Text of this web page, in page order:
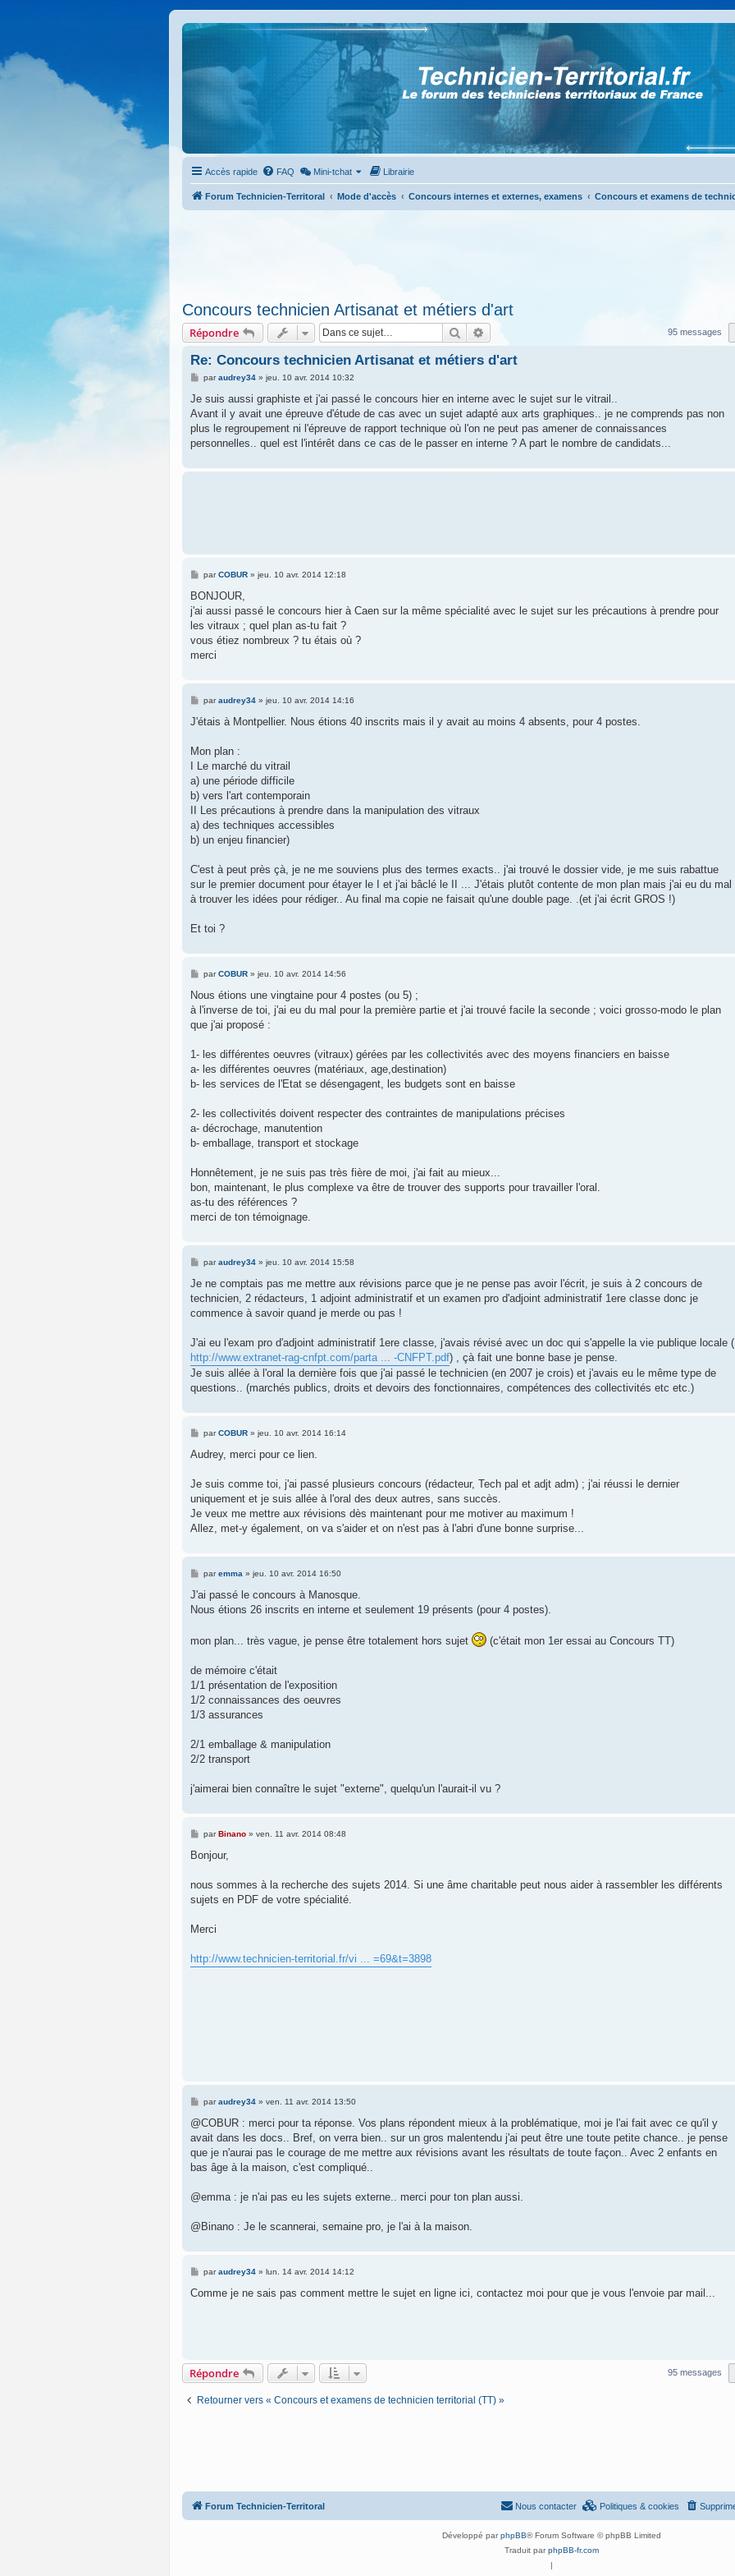
Accès rapide FAQ Mini-tchat Librairie
Forum Technicien-Territoral Mode d'accès Concours internes et externes, examens Concours et examens de
Concours technicien Artisanat et métiers d'art
Répondre Rechercher 95 messages
Re: Concours technicien Artisanat et métiers d'art
M
s
a
g
paraudrey34» jeu. 10 avr. 2014 10:32
Je suis aussi graphiste et j'ai passé le concours hier en interne avec le sujet sur le vitrail..
Avant il y avait une épreuve d'étude de cas avec un sujet adapté aux arts graphiques.. je ne comprends pas non
plus le regroupement ni l'épreuve de rapport technique où l'on ne peut pas amener de connaissances
personnelles.. quel est l'intérêt dans ce cas de le passer en interne ? A part le nombre de candidats...
M
s
a
g
parCOBUR» jeu. 10 avr. 2014 12:18
BONJOUR,
j'ai aussi passé le concours hier à Caen sur la même spécialité avec le sujet sur les précautions à prendre pour
les vitraux ; quel plan as-tu fait ?
vous étiez nombreux ? tu étais où ?
merci
M
s
g
paraudrey34» jeu. 10 avr. 2014 14:16
J'étais à Montpellier. Nous étions 40 inscrits mais il y avait au moins 4 absents, pour 4 postes.
Mon plan :
I Le marché du vitrail
a) une période difficile
b) vers l'art contemporain
II Les précautions à prendre dans la manipulation des vitraux
a) des techniques accessibles
b) un enjeu financier)
C'est à peut près çà, je ne me souviens plus des termes exacts.. j'ai trouvé le dossier vide, je me suis rabattue
sur le premier document pour étayer le I et j'ai bâclé le II ... J'étais plutôt contente de mon plan mais j'ai eu du mal
à trouver les idées pour rédiger.. Au final ma copie ne faisait qu'une double page. .(et j'ai écrit GROS !)
Et toi ?
M
s
a
g
parCOBUR» jeu. 10 avr. 2014 14:56
Nous étions une vingtaine pour 4 postes (ou 5) ;
à l'inverse de toi, j'ai eu du mal pour la première partie et j'ai trouvé facile la seconde ; voici grosso-modo le plan
que j'ai proposé :
1- les différentes oeuvres (vitraux) gérées par les collectivités avec des moyens financiers en baisse
a- les différentes oeuvres (matériaux, age,destination)
b- les services de l'Etat se désengagent, les budgets sont en baisse
2- les collectivités doivent respecter des contraintes de manipulations précises
a- décrochage, manutention
b- emballage, transport et stockage
Honnêtement, je ne suis pas très fière de moi, j'ai fait au mieux...
bon, maintenant, le plus complexe va être de trouver des supports pour travailler l'oral.
as-tu des références ?
merci de ton témoignage.
M
s
a
g
paraudrey34» jeu. 10 avr. 2014 15:58
Je ne comptais pas me mettre aux révisions parce que je ne pense pas avoir l'écrit, je suis à 2 concours de
technicien, 2 rédacteurs, 1 adjoint administratif et un examen pro d'adjoint administratif 1ere classe donc je
commence à savoir quand je merde ou pas !
J'ai eu l'exam pro d'adjoint administratif 1ere classe, j'avais révisé avec un doc qui s'appelle la vie publique locale (
http://www.extranet-rag-cnfpt.com/parta ... -CNFPT.pdf) , çà fait une bonne base je pense.
Je suis allée à l'oral la dernière fois que j'ai passé le technicien (en 2007 je crois) et j'avais eu le même type de
questions.. (marchés publics, droits et devoirs des fonctionnaires, compétences des collectivités etc etc.)
M
s
g
parCOBUR» jeu. 10 avr. 2014 16:14
Audrey, merci pour ce lien.
Je suis comme toi, j'ai passé plusieurs concours (rédacteur, Tech pal et adjt adm) ; j'ai réussi le dernier
uniquement et je suis allée à l'oral des deux autres, sans succès.
Je veux me mettre aux révisions dès maintenant pour me motiver au maximum !
Allez, met-y également, on va s'aider et on n'est pas à l'abri d'une bonne surprise...
M
s
a
paremma » jeu. 10 avr. 2014 16:50
J'ai passé le concours à Manosque.
Nous étions 26 inscrits en interne et seulement 19 présents (pour 4 postes).
mon plan... très vague, je pense être totalement hors sujet (c'était mon 1er essai au Concours TT)
de mémoire c'était
1/1 présentation de l'exposition
1/2 connaissances des oeuvres
1/3 assurances
2/1 emballage & manipulation
2/2 transport
j'aimerai bien connaître le sujet "externe", quelqu'un l'aurait-il vu ?
M
s
g
parBinano» ven. 11 avr. 2014 08:48
Bonjour,
nous sommes à la recherche des sujets 2014. Si une âme charitable peut nous aider à rassembler les différents
sujets en PDF de votre spécialité.
Merci
http://www.technicien-territorial.fr/vi ... =69&t=3898
M
s
a
g
paraudrey34» ven. 11 avr. 2014 13:50
@COBUR : merci pour ta réponse. Vos plans répondent mieux à la problématique, moi je l'ai fait avec ce qu'il y
avait dans les docs.. Bref, on verra bien.. sur un gros malentendu j'ai peut être une toute petite chance.. je pense
que je n'aurai pas le courage de me mettre aux révisions avant les résultats de toute façon.. Avec 2 enfants en
bas âge à la maison, c'est compliqué..
@emma : je n'ai pas eu les sujets externe.. merci pour ton plan aussi.
@Binano : Je le scannerai, semaine pro, je l'ai à la maison.
M
s
paraudrey34» lun. 14 avr. 2014 14:12
Comme je ne sais pas comment mettre le sujet en ligne ici, contactez moi pour que je vous l'envoie par mail...
Répondre 95 messages
Retourner vers « Concours et examens de technicien territorial (TT) »
Forum Technicien-Territoral Politiques & cookies
Nous contacter
Développé parphpBB® Forum Software © phpBB Limited
Traduit parphpBB-fr.com
|